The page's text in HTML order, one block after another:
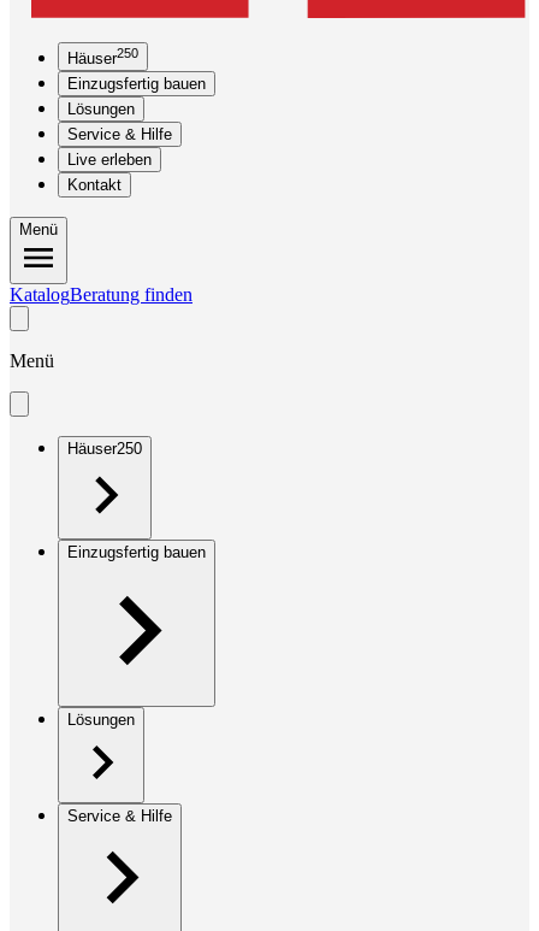
Häuser250
Einzugsfertig bauen
Lösungen
Service & Hilfe
Live erleben
Kontakt
Menü
KatalogBeratung finden
Menü
Häuser250
Einzugsfertig bauen
Lösungen
Service & Hilfe